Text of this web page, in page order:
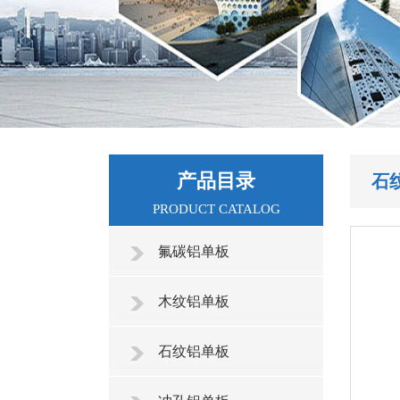
产品目录
PRODUCT CATALOG
氟碳铝单板
木纹铝单板
石纹铝单板
石